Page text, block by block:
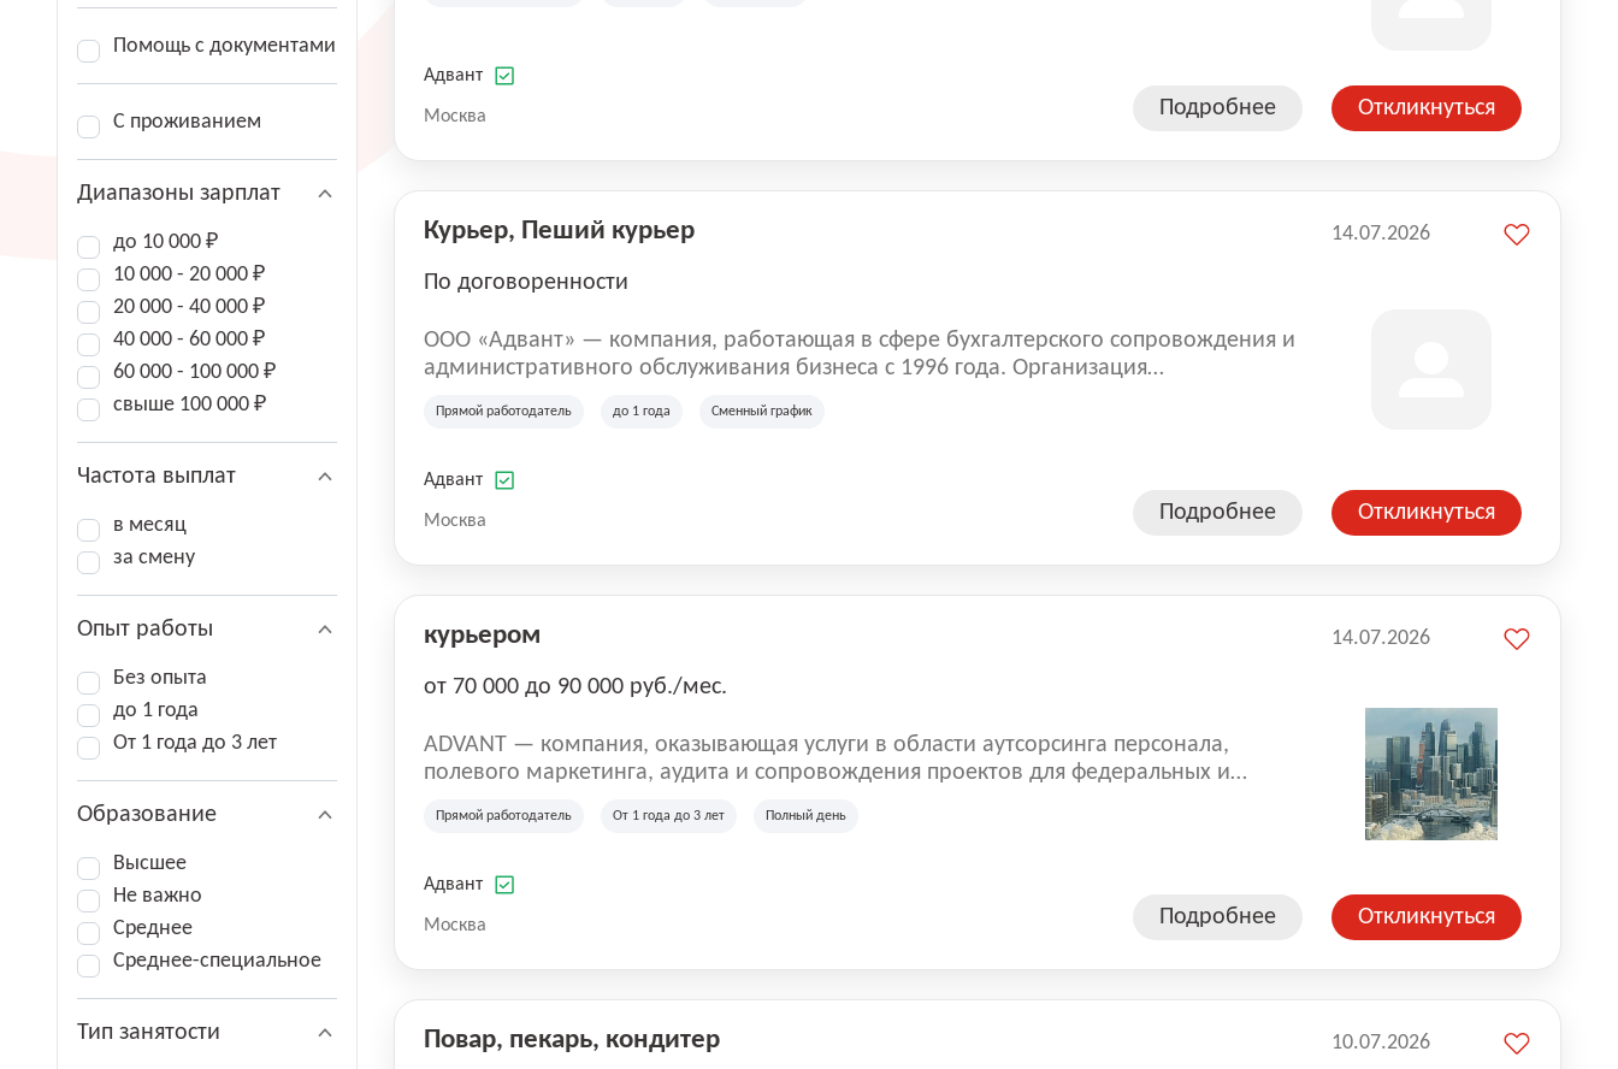
Помощь с документами
С проживанием
Диапазоны зарплат
до 10 000 ₽
10 000 - 20 000 ₽
20 000 - 40 000 ₽
40 000 - 60 000 ₽
60 000 - 100 000 ₽
свыше 100 000 ₽
Частота выплат
в месяц
за смену
Опыт работы
Без опыта
до 1 года
От 1 года до 3 лет
Образование
Высшее
Не важно
Среднее
Среднее-специальное
Тип занятости
Адвант
Москва Подробнее Откликнуться
Курьер, Пеший курьер
По договоренности
ООО «Адвант» — компания, работающая в сфере бухгалтерского сопровождения и
административного обслуживания бизнеса с 1996 года. Организация
юридических лиц и коммерческих организаций.
Прямой работодатель до 1 года Сменный график
Адвант
Москва Подробнее
14.07.2026
Откликнуться
курьером
от 70 000 до 90 000 руб./мес.
ADVANT — компания, оказывающая услуги в области аутсорсинга персонала,
полевого маркетинга, аудита и сопровождения проектов для федеральных и
на территории России, Казахстана и Беларуси, сотрудничая с компаниями из
Прямой работодатель От 1 года до 3 лет Полный день
Адвант
Москва Подробнее
14.07.2026
Откликнуться
Повар, пекарь, кондитер 10.07.2026